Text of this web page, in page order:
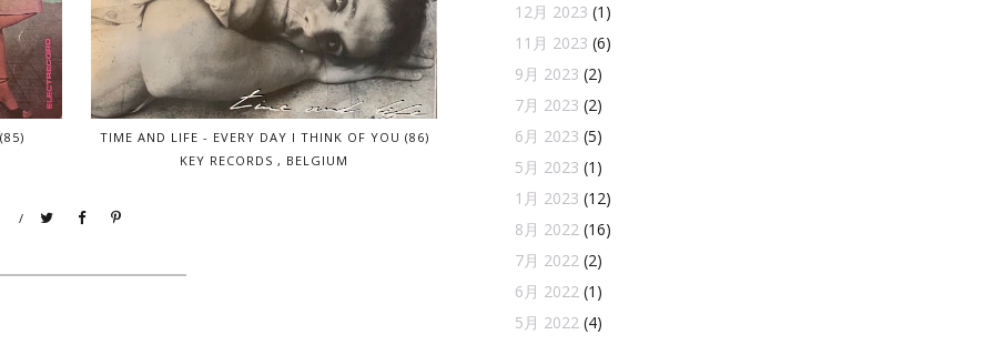
TIME AND LIFE - EVERY DAY I THINK OF YOU (86)
KEY RECORDS , BELGIUM
/
12月 2023 (1)
11月 2023 (6)
9月 2023 (2)
7月 2023 (2)
6月 2023 (5)
5月 2023 (1)
1月 2023 (12)
8月 2022 (16)
7月 2022 (2)
6月 2022 (1)
5月 2022 (4)